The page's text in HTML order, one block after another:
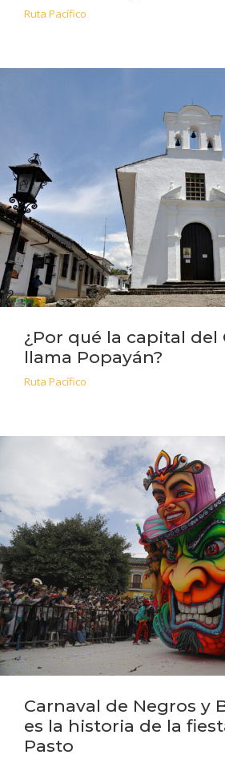
Ruta Pacífico
¿Por qué la capital del
llama Popayán?
Ruta Pacífico
Carnaval de Negros y
es la historia de la
Pasto